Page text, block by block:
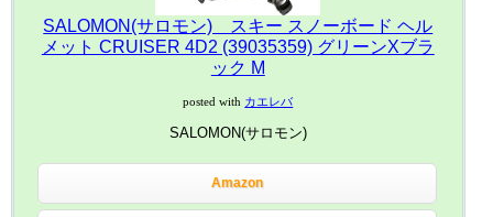
SALOMON(サロモン) スキー スノーボード ヘル
メット CRUISER 4D2 (39035359) グリーンXブラ
ック M
posted with カエレバ
SALOMON(サロモン)
Amazon